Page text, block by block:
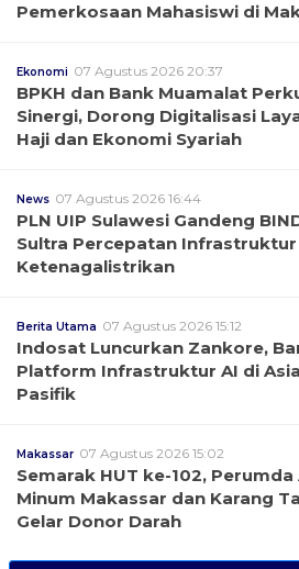
Pemerkosaan Mahasiswi di
Ekonomi 07 Agustus 2026 20:37
BPKH dan Bank Muamalat
Sinergi, Dorong Digitalisasi
Haji dan Ekonomi Syariah
News 07 Agustus 2026 16:44
PLN UIP Sulawesi Gandeng
Sultra Percepatan Infrastruktur
Ketenagalistrikan
Berita Utama 07 Agustus 2026 15:12
Indosat Luncurkan Zankore,
Platform Infrastruktur AI di
Pasifik
Makassar 07 Agustus 2026 15:02
Semarak HUT ke-102, Perumda
Minum Makassar dan Karang
Gelar Donor Darah